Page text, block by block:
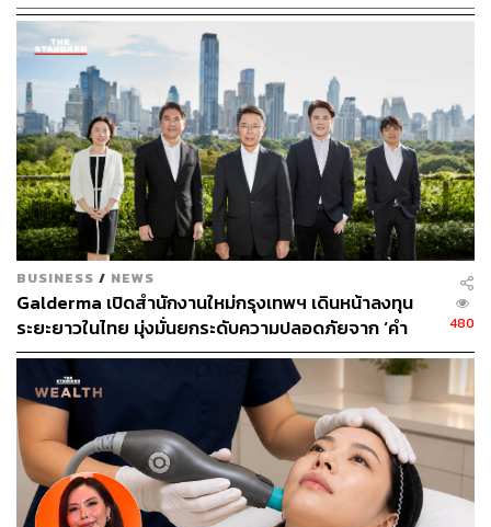
BUSINESS / NEWS
Galderma เปิดสำนักงานใหม่กรุงเทพฯ เดินหน้าลงทุน
ระยะยาวในไทย มุ่งมั่นยกระดับความปลอดภัยจาก ‘คำ
สัญญา’ ให้กลายเป็น ‘มาตรฐานที่ผู้บริโภคตรวจสอบได้’
[ADVERTORIAL]
480